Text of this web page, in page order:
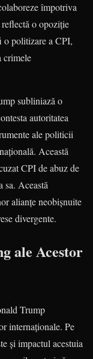
împotriva
o opoziție
o politizare a CPI,
crimele
subliniază o
autoritatea
ale politicii
Această
CPI de abuz de
sa. Această
alianțe neobișnuite
divergente.
ale Acestor
Trump
internaționale. Pe
și impactul acestuia